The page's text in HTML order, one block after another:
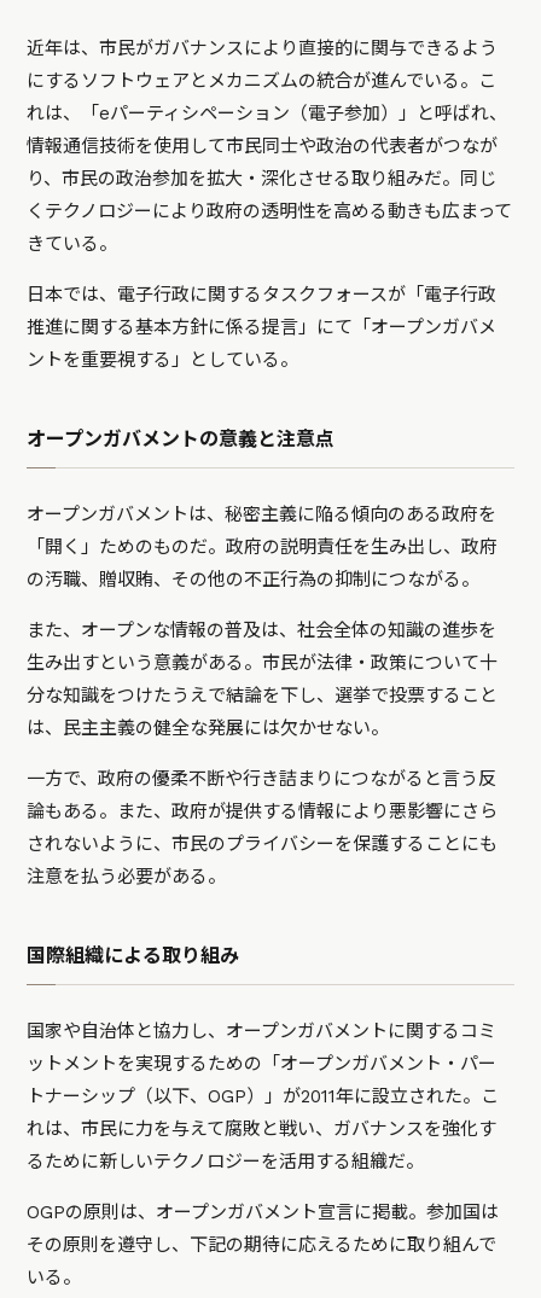
近年は、市民がガバナンスにより直接的に関与できるよう
にするソフトウェアとメカニズムの統合が進んでいる。こ
れは、「eパーティシペーション（電子参加）」と呼ばれ、
情報通信技術を使用して市民同士や政治の代表者がつなが
り、市民の政治参加を拡大・深化させる取り組みだ。同じ
くテクノロジーにより政府の透明性を高める動きも広まって
きている。
日本では、電子行政に関するタスクフォースが「電子行政
推進に関する基本方針に係る提言」にて「オープンガバメ
ントを重要視する」としている。
オープンガバメントの意義と注意点
オープンガバメントは、秘密主義に陥る傾向のある政府を
「開く」ためのものだ。政府の説明責任を生み出し、政府
の汚職、贈収賄、その他の不正行為の抑制につながる。
また、オープンな情報の普及は、社会全体の知識の進歩を
生み出すという意義がある。市民が法律・政策について十
分な知識をつけたうえで結論を下し、選挙で投票すること
は、民主主義の健全な発展には欠かせない。
一方で、政府の優柔不断や行き詰まりにつながると言う反
論もある。また、政府が提供する情報により悪影響にさら
されないように、市民のプライバシーを保護することにも
注意を払う必要がある。
国際組織による取り組み
国家や自治体と協力し、オープンガバメントに関するコミ
ットメントを実現するための「オープンガバメント・パー
トナーシップ（以下、OGP）」が2011年に設立された。こ
れは、市民に力を与えて腐敗と戦い、ガバナンスを強化す
るために新しいテクノロジーを活用する組織だ。
OGPの原則は、オープンガバメント宣言に掲載。参加国は
その原則を遵守し、下記の期待に応えるために取り組んで
いる。